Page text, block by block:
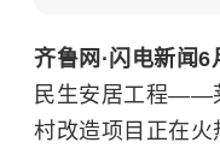
齐鲁网·闪电新闻6
民生安居工程——
村改造项目正在